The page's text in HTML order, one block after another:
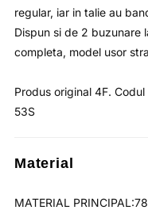
regular, iar in talie au
Dispun si de 2 buzunare
completa, model usor
Produs original 4F.
53S
Material
MATERIAL